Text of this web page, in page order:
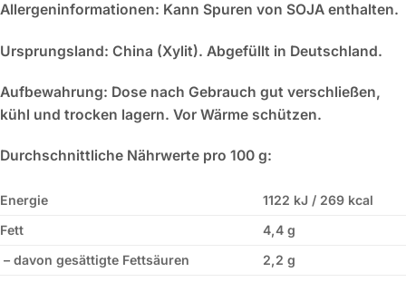
Allergeninformationen: Kann Spuren von SOJA enthalten.
Ursprungsland: China (Xylit). Abgefüllt in Deutschland.
Aufbewahrung: Dose nach Gebrauch gut verschließen,
kühl und trocken lagern. Vor Wärme schützen.
Durchschnittliche Nährwerte pro 100 g:
Energie
1122 kJ / 269 kcal
Fett
4,4 g
– davon gesättigte Fettsäuren
2,2 g